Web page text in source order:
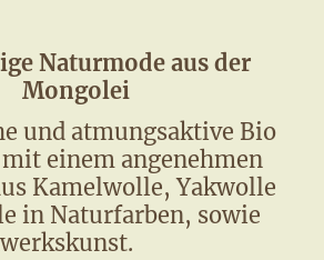
Naturmode aus der
Mongolei
und atmungsaktive Bio
einem angenehmen
Kamelwolle, Yakwolle
in Naturfarben, sowie